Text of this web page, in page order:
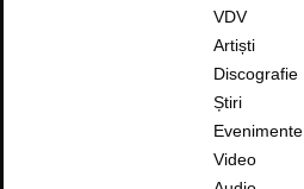
VDV
Artiști
Discografie
Știri
Evenimente
Video